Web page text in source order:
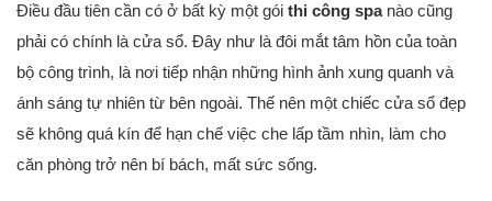
Điều đầu tiên cần có ở bất kỳ một gói thi công spanào cũng
phải có chính là cửa sổ. Đây như là đôi mắt tâm hồn của toàn
bộ công trình, là nơi tiếp nhận những hình ảnh xung quanh và
ánh sáng tự nhiên từ bên ngoài. Thế nên một chiếc cửa sổ đẹp
sẽ không quá kín để hạn chế việc che lấp tầm nhìn, làm cho
căn phòng trở nên bí bách, mất sức sống.